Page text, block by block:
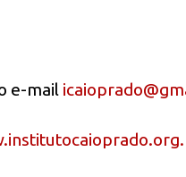
e-mail